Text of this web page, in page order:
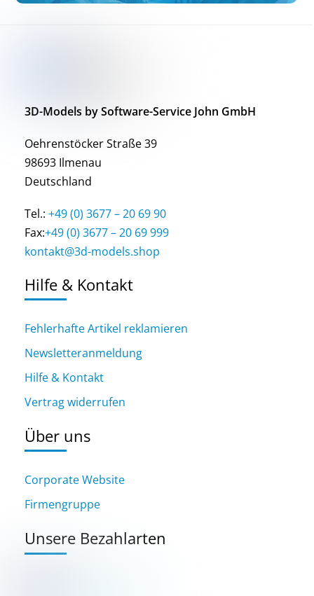
3D-Models by Software-Service John GmbH
Oehrenstöcker Straße 39
98693 Ilmenau
Deutschland
Tel.: +49 (0) 3677 – 20 69 90
Fax:+49 (0) 3677 – 20 69 999
kontakt@3d-models.shop
Hilfe & Kontakt
Fehlerhafte Artikel reklamieren
Newsletteranmeldung
Hilfe & Kontakt
Vertrag widerrufen
Über uns
Corporate Website
Firmengruppe
Unsere Bezahlarten